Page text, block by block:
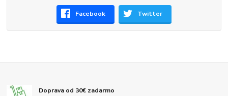
Facebook Twitter
Doprava od 30€ zadarmo